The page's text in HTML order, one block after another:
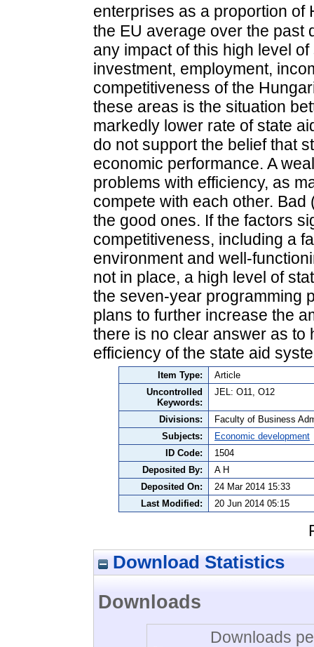
enterprises as a proportion
the EU average over the past
any impact of this high level
investment, employment,
competitiveness of the
these areas is the situation
markedly lower rate of state
do not support the belief that
economic performance. A
problems with efficiency, as
compete with each other.
the good ones. If the factors
competitiveness, including a
environment and well-
not in place, a high level of
the seven-year programming
plans to further increase the
there is no clear answer as to
efficiency of the state aid
Item Type:
Article
Uncontrolled
Keywords:
JEL: O11, O12
Divisions:
Faculty of Business
Subjects:
Economic development
ID Code:
1504
Deposited By:
A H
Deposited On:
24 Mar 2014 15:33
Last Modified:
20 Jun 2014 05:15
Download Statistics
Downloads
Downloads